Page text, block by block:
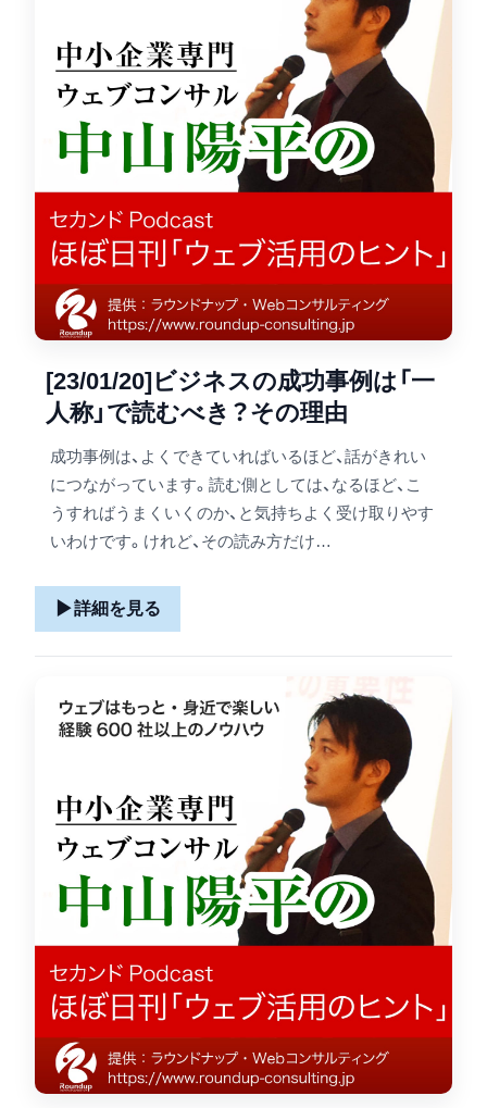
[23/01/20]ビジネスの成功事例は「一
人称」で読むべき？その理由
成功事例は、よくできていればいるほど、話がきれい
につながっています。読む側としては、なるほど、こ
うすればうまくいくのか、と気持ちよく受け取りやす
いわけです。けれど、その読み方だけ…
▶詳細を見る